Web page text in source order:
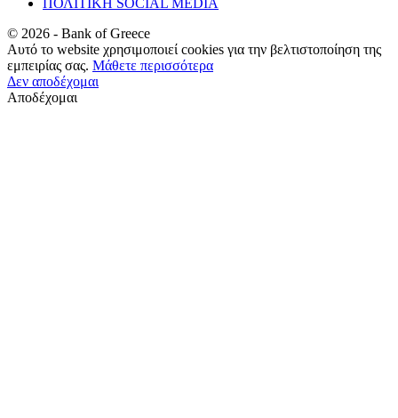
© 2026 - Bank of Greece
Αυτό το website χρησιμοποιεί cookies για την βελτιστοποίηση της
εμπειρίας σας. Μάθετε περισσότερα
Δεν αποδέχομαι
Αποδέχομαι